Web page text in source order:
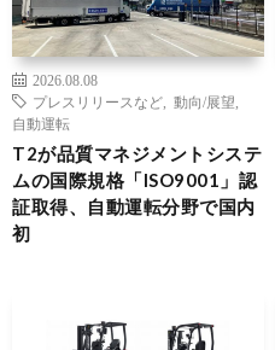
2026.08.08
プレスリリースなど
動向/展望
自動運転
T2が品質マネジメントシステ
ムの国際規格「ISO9001」認
証取得、自動運転分野で国内
初